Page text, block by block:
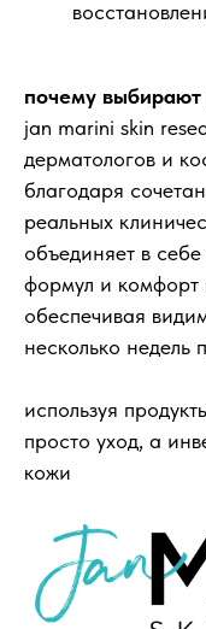
почему
jan marini skin
дерматологов и
благодаря
реальных
объединяет в
формул и комфорт
обеспечивая
несколько недель
используя
просто уход, а
кожи